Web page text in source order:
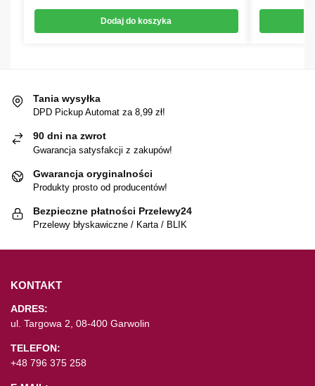
Dodaj do koszyka
Tania wysyłka
DPD Pickup Automat za 8,99 zł!
90 dni na zwrot
Gwarancja satysfakcji z zakupów!
Gwarancja oryginalności
Produkty prosto od producentów!
Bezpieczne płatności Przelewy24
Przelewy błyskawiczne / Karta / BLIK
KONTAKT
ADRES:
ul. Targowa 2, 08-400 Garwolin
TELEFON:
+48 796 375 258